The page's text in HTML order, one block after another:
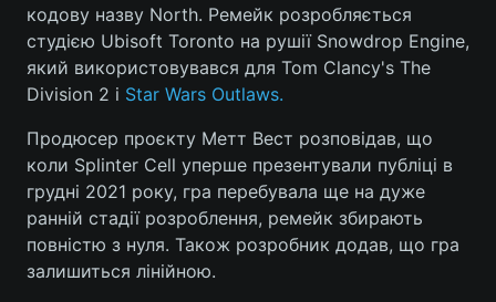
кодову назву North. Ремейк розробляється
студією Ubisoft Toronto на рушії Snowdrop Engine,
який використовувався для Tom Clancy's The
Division 2 і Star Wars Outlaws.
Продюсер проєкту Метт Вест розповідав, що
коли Splinter Cell уперше презентували публіці в
грудні 2021 року, гра перебувала ще на дуже
ранній стадії розроблення, ремейк збирають
повністю з нуля. Також розробник додав, що гра
залишиться лінійною.